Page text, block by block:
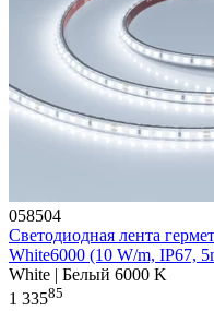
058504
Светодиодная лента
White6000 (10 W/m, IP67,
White | Белый 6000 K
1 33585